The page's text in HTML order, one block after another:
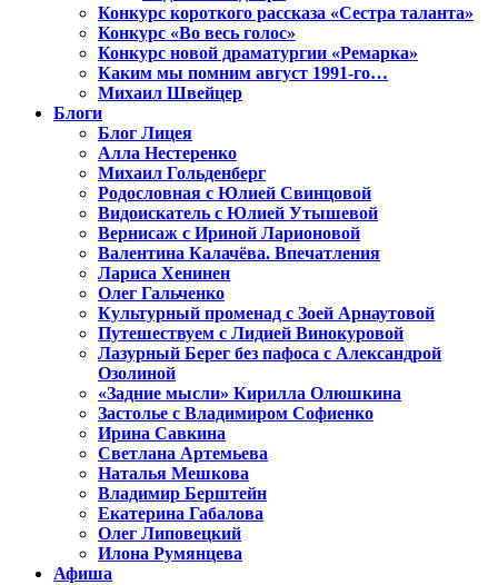
Конкурс короткого рассказа «Сестра таланта»
Конкурс «Во весь голос»
Конкурс новой драматургии «Ремарка»
Каким мы помним август 1991-го…
Михаил Швейцер
Блоги
Блог Лицея
Алла Нестеренко
Михаил Гольденберг
Родословная с Юлией Свинцовой
Видоискатель с Юлией Утышевой
Вернисаж с Ириной Ларионовой
Валентина Калачёва. Впечатления
Лариса Хенинен
Олег Гальченко
Культурный променад с Зоей Арнаутовой
Путешествуем с Лидией Винокуровой
Лазурный Берег без пафоса с Александрой
Озолиной
«Задние мысли» Кирилла Олюшкина
Застолье с Владимиром Софиенко
Ирина Савкина
Светлана Артемьева
Наталья Мешкова
Владимир Берштейн
Екатерина Габалова
Олег Липовецкий
Илона Румянцева
Афиша